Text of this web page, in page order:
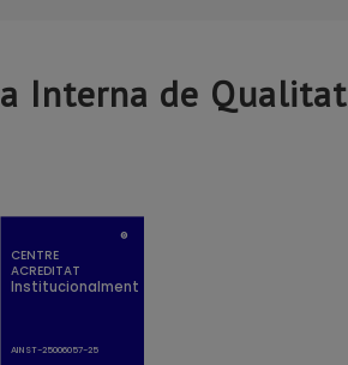
Interna de Qualitat